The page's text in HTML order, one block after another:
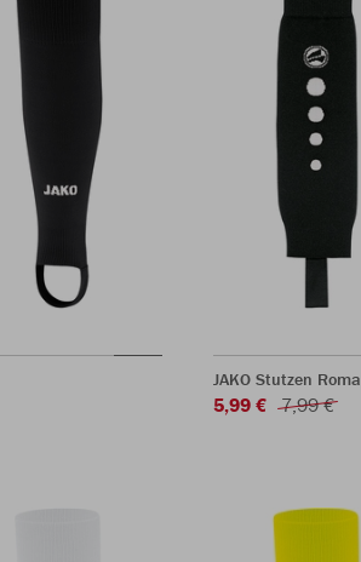
JAKO Stutzen Roma
5,99 € 7,99 €